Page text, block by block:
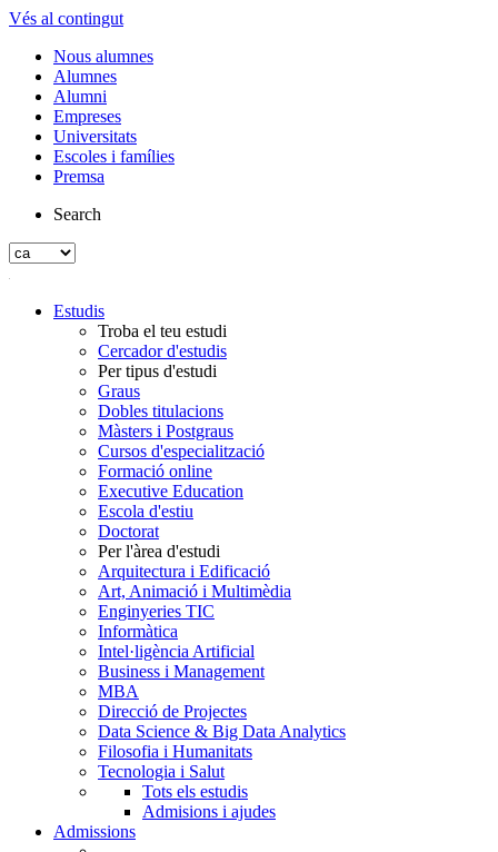
Vés al contingut
Nous alumnes
Alumnes
Alumni
Empreses
Universitats
Escoles i famílies
Premsa
Search
Estudis
Troba el teu estudi
Cercador d'estudis
Per tipus d'estudi
Graus
Dobles titulacions
Màsters i Postgraus
Cursos d'especialització
Formació online
Executive Education
Escola d'estiu
Doctorat
Per l'àrea d'estudi
Arquitectura i Edificació
Art, Animació i Multimèdia
Enginyeries TIC
Informàtica
Intel·ligència Artificial
Business i Management
MBA
Direcció de Projectes
Data Science & Big Data Analytics
Filosofia i Humanitats
Tecnologia i Salut
Tots els estudis
Admisions i ajudes
Admissions